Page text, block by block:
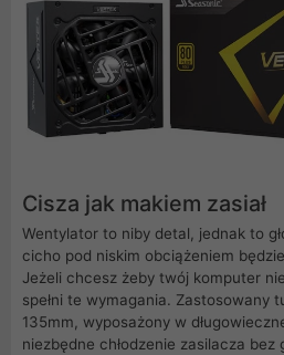
Cisza jak makiem zasiał
Wentylator to niby detal, jednak to
cicho pod niskim obciążeniem
Jeżeli chcesz żeby twój komputer
spełni te wymagania. Zastosowany
135mm, wyposażony w
niezbędne chłodzenie zasilacza bez